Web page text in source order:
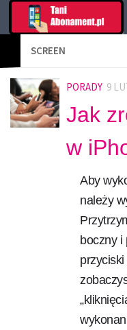
SCREEN
PORADY 9
Jak
w
Aby
należy
boczny i